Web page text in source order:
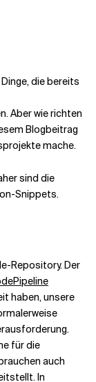
die bereits
Aber wie richten
Blogbeitrag
mache.
sind die
Snippets.
Repository. Der
haben, unsere
für die
auch
In